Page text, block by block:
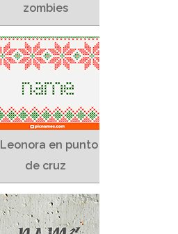
zombies
Leonora en punto
de cruz